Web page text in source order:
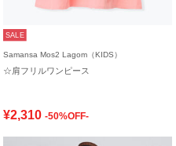
SALE
Samansa Mos2 Lagom（KIDS）
☆肩フリルワンピース
¥2,310 -50%OFF-